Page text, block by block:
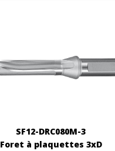
SF12-DRC080M-3
Foret à plaquettes 3xD